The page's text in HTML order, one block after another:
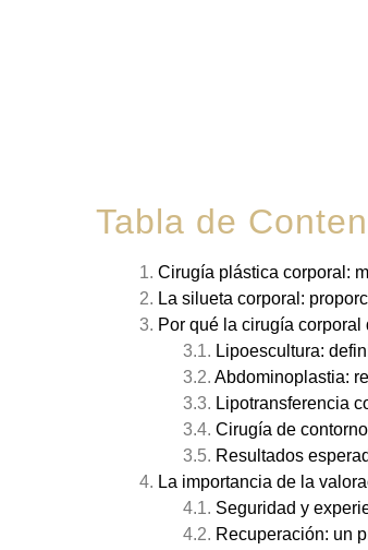
Tabla de
Cirugía plástica corporal:
La silueta corporal:
Por qué la cirugía
Lipoescultura:
Abdominoplastia:
Lipotransferencia
Cirugía de
Resultados
La importancia de la
Seguridad y
Recuperación: un